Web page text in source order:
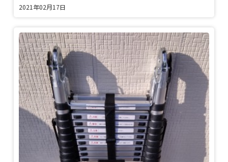
2021年02月17日